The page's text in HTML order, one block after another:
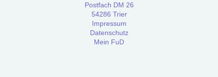
Postfach DM 26
54286 Trier
Impressum
Datenschutz
Mein FuD